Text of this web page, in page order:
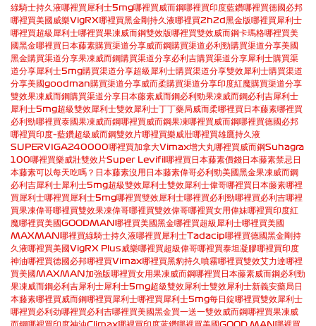
綠騎士持久液哪裡買 犀利士5mg哪裡買威而鋼哪裡買印度藍鑽哪裡買德國必邦
哪裡買美國威樂VigRX哪裡買黑金剛持久液哪裡買2h2d黑金版哪裡買 犀利士
哪裡買超級犀利士哪裡買果凍威而鋼雙效版哪裡買雙效威而鋼卡瑪格哪裡買美
國黑金哪裡買 日本藤素購買渠道分享威而鋼購買渠道必利勁購買渠道分享美國
黑金購買渠道分享果凍威而鋼購買渠道分享必利吉購買渠道分享犀利士購買渠
道分享犀利士5mg購買渠道分享超級犀利士購買渠道分享雙效犀利士購買渠道
分享美國goodman購買渠道分享威而柔購買渠道分享印度紅魔購買渠道分享
雙效果凍威而鋼購買渠道分享日本藤素威而鋼必利勁果凍威而鋼必利吉犀利士
犀利士5mg超級雙效犀利士雙效犀利士丁丁藥局威而柔哪裡買 日本藤素哪裡買
必利勁哪裡買泰國果凍威而鋼哪裡買威而鋼果凍哪裡買威而鋼哪裡買德國必邦
哪裡買印度–藍鑽超級威而鋼雙效片哪裡買樂威壯哪裡買雄鷹持久液
SUPERVIGA240000哪裡買加拿大Vimax增大丸哪裡買威而鋼Suhagra
100哪裡買樂威壯雙效片Super Levifil哪裡買 日本藤素價錢日本藤素禁忌 日
本藤素可以每天吃嗎？ 日本藤素沒用 日本藤素偉哥必利勁美國黑金果凍威而鋼
必利吉犀利士犀利士5mg超級雙效犀利士雙效犀利士偉哥哪裡買 日本藤素哪裡
買 犀利士哪裡買 犀利士5mg哪裡買雙效犀利士哪裡買必利勁哪裡買必利吉哪裡
買果凍偉哥哪裡買雙效果凍偉哥哪裡買雙效偉哥哪裡買女用偉妹哪裡買印度紅
魔哪裡買美國GOODMAN哪裡買美國黑金哪裡買超級犀利士哪裡買美國
MAXMAN哪裡買綠騎士持久液哪裡買 犀利士Tadacip哪裡買德國黑金剛持
久液哪裡買美國VigRX Plus威樂哪裡買超級偉哥哪裡買泰坦凝膠哪裡買印度
神油哪裡買德國必邦哪裡買Vimax哪裡買黑豹持久噴霧哪裡買雙效艾力達哪裡
買美國MAXMAN加強版哪裡買女用果凍威而鋼哪裡買 日本藤素威而鋼必利勁
果凍威而鋼必利吉犀利士犀利士5mg超級雙效犀利士雙效犀利士新義安藥局 日
本藤素哪裡買威而鋼哪裡買 犀利士哪裡買 犀利士5mg每日錠哪裡買雙效犀利士
哪裡買必利劲哪裡買必利吉哪裡買美國黑金買一送一雙效威而鋼哪裡買果凍威